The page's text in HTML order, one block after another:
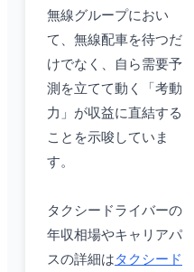
無線グループにおい
て、無線配車を待つだ
けでなく、自ら需要予
測を立てて動く「考動
力」が収益に直結する
ことを示唆していま
す。
タクシードライバーの
年収相場やキャリアパ
スの詳細はタクシード